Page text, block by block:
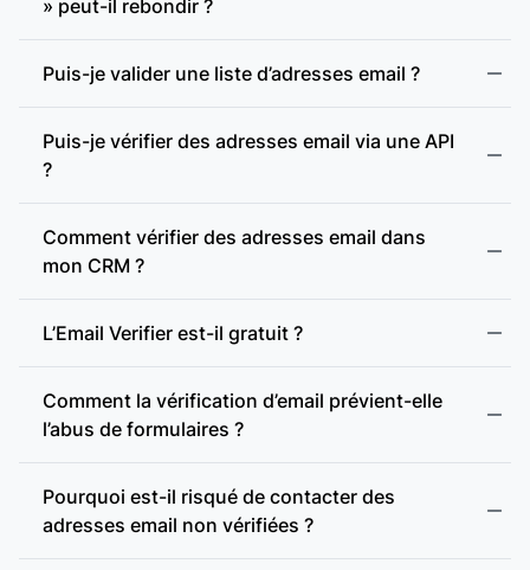
Adresse incohérente :
Adresse jetable :
Adresse webmail :
Présence d’un serveur SMTP :
Vérification SMTP :
» peut-il rebondir ?
Puis-je valider une liste d’adresses email ?
Puis-je vérifier des adresses email via une API
?
Comment vérifier des adresses email dans
mon CRM ?
L’Email Verifier est-il gratuit ?
Comment la vérification d’email prévient-elle
l’abus de formulaires ?
Pourquoi est-il risqué de contacter des
adresses email non vérifiées ?